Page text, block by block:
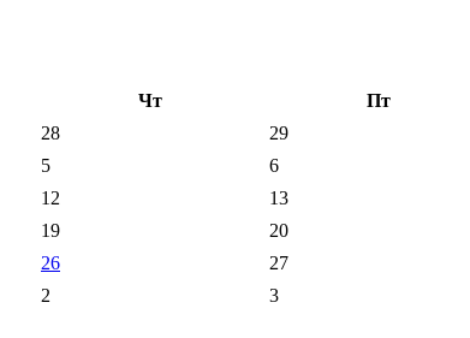
Чт Пт
28 29
5 6
12 13
19 20
26 27
2 3